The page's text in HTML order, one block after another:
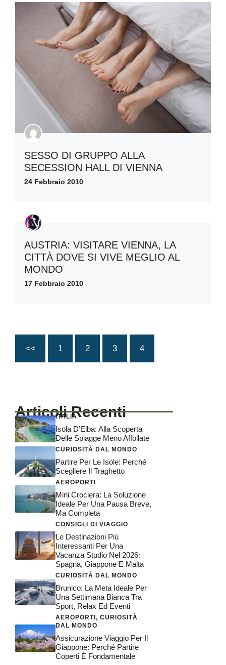
SESSO DI GRUPPO ALLA
SECESSION HALL DI VIENNA
24 Febbraio 2010
AUSTRIA: VISITARE VIENNA, LA
CITTÀ DOVE SI VIVE MEGLIO AL
MONDO
17 Febbraio 2010
<< 1 2 3 4
Articoli Recenti
ITALIA
Isola D’Elba: Alla Scoperta
Delle Spiagge Meno Affollate
CURIOSITÀ DAL MONDO
Partire Per Le Isole: Perché
Scegliere Il Traghetto
AEROPORTI
Mini Crociera: La Soluzione
Ideale Per Una Pausa Breve,
Ma Completa
CONSIGLI DI VIAGGIO
Le Destinazioni Più
Interessanti Per Una
Vacanza Studio Nel 2026:
Spagna, Giappone E Malta
CURIOSITÀ DAL MONDO
Brunico: La Meta Ideale Per
Una Settimana Bianca Tra
Sport, Relax Ed Eventi
AEROPORTI, CURIOSITÀ
DAL MONDO
Assicurazione Viaggio Per Il
Giappone: Perché Partire
Coperti È Fondamentale